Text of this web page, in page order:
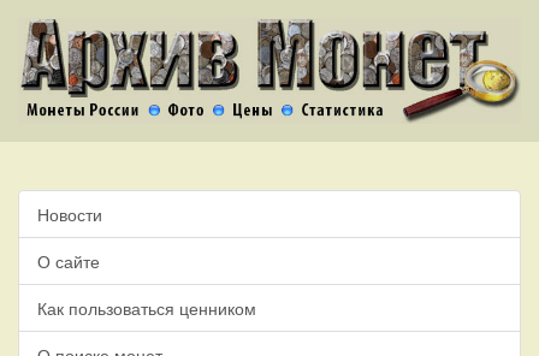
Новости
О сайте
Как пользоваться ценником